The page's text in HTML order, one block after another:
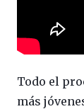
Todo el
más